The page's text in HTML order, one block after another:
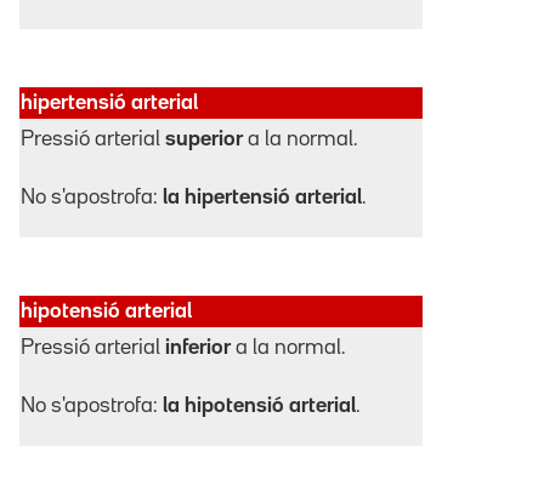
hipertensió arterial
Pressió arterial superiora la normal.
No s'apostrofa: la hipertensió arterial.
hipotensió arterial
Pressió arterial inferiora la normal.
No s'apostrofa: la hipotensió arterial.